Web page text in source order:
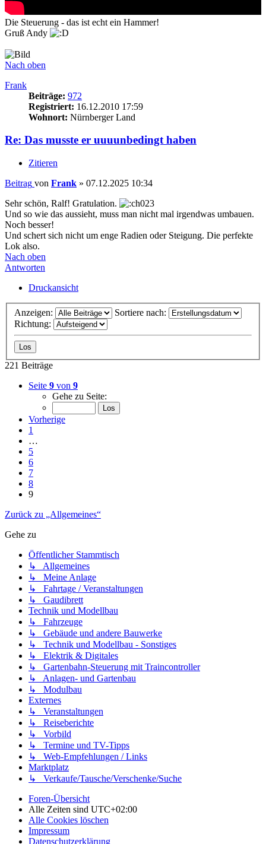
Die Steuerung - das ist echt ein Hammer!
Gruß Andy
Nach oben
Frank
Beiträge: 972
Registriert: 16.12.2010 17:59
Wohnort: Nürnberger Land
Re: Das musste er uuuunbedingt haben
Zitieren
Beitrag von Frank » 07.12.2025 10:34
Sehr schön, Ralf! Gratulation.
Und so wie das aussieht, muss man nicht mal irgendwas umbauen.
Noch besser!
Und schert sich nicht um enge Radien oder Steigung. Die perfekte
Lok also.
Nach oben
Antworten
Druckansicht
Anzeigen:
Sortiere nach:
Richtung:
221 Beiträge
Seite 9 von 9
Gehe zu Seite:
Vorherige
1
…
5
6
7
8
9
Zurück zu „Allgemeines“
Gehe zu
Öffentlicher Stammtisch
↳ Allgemeines
↳ Meine Anlage
↳ Fahrtage / Veranstaltungen
↳ Gaudibrett
Technik und Modellbau
↳ Fahrzeuge
↳ Gebäude und andere Bauwerke
↳ Technik und Modellbau - Sonstiges
↳ Elektrik & Digitales
↳ Gartenbahn-Steuerung mit Traincontroller
↳ Anlagen- und Gartenbau
↳ Modulbau
Externes
↳ Veranstaltungen
↳ Reiseberichte
↳ Vorbild
↳ Termine und TV-Tipps
↳ Web-Empfehlungen / Links
Marktplatz
↳ Verkaufe/Tausche/Verschenke/Suche
Foren-Übersicht
Alle Zeiten sind UTC+02:00
Alle Cookies löschen
Impressum
Datenschutzerklärung